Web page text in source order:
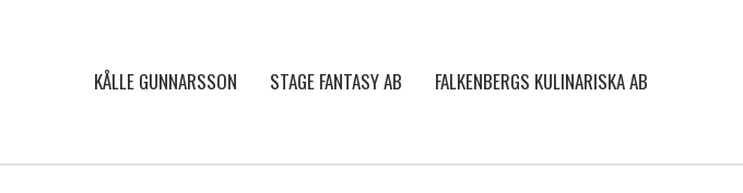
KÅLLE GUNNARSSON STAGE FANTASY AB FALKENBERGS KULINARISKA AB